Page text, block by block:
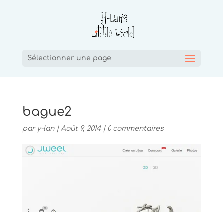
Sélectionner une page
bague2
par y-lan| Août 9, 2014| 0 commentaires